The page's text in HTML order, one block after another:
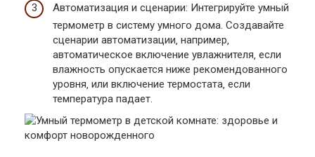
Автоматизация и сценарии: Интегрируйте умный
термометр в систему умного дома. Создавайте
сценарии автоматизации‚ например‚
автоматическое включение увлажнителя‚ если
влажность опускается ниже рекомендованного
уровня‚ или включение термостата‚ если
температура падает.